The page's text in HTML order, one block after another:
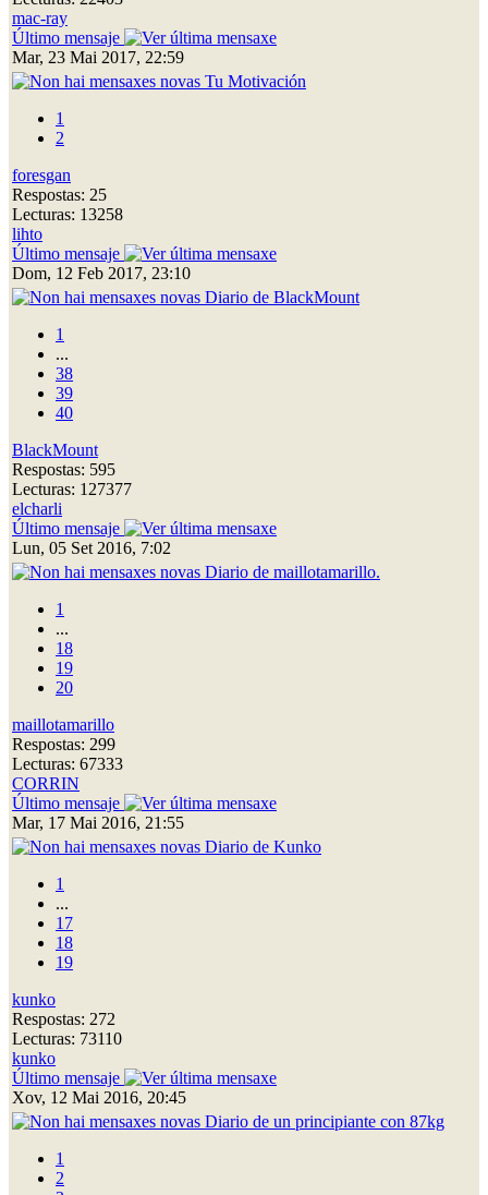
mac-ray
Último mensaje
Mar, 23 Mai 2017, 22:59
Tu Motivación
1
2
foresgan
Respostas: 25
Lecturas: 13258
lihto
Último mensaje
Dom, 12 Feb 2017, 23:10
Diario de BlackMount
1
...
38
39
40
BlackMount
Respostas: 595
Lecturas: 127377
elcharli
Último mensaje
Lun, 05 Set 2016, 7:02
Diario de maillotamarillo.
1
...
18
19
20
maillotamarillo
Respostas: 299
Lecturas: 67333
CORRIN
Último mensaje
Mar, 17 Mai 2016, 21:55
Diario de Kunko
1
...
17
18
19
kunko
Respostas: 272
Lecturas: 73110
kunko
Último mensaje
Xov, 12 Mai 2016, 20:45
Diario de un principiante con 87kg
1
2